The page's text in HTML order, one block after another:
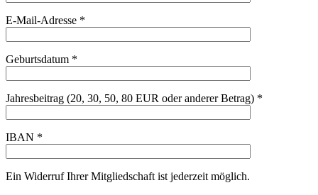
E-Mail-Adresse *
Geburtsdatum *
Jahresbeitrag (20, 30, 50, 80 EUR oder anderer Betrag) *
IBAN *
Ein Widerruf Ihrer Mitgliedschaft ist jederzeit möglich.